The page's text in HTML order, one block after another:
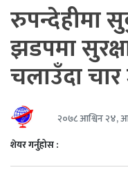
रुपन्देहीमा
झडपमा
चलाउँदा
२०७८ आश्विन २४,
शेयर गर्नुहोस :